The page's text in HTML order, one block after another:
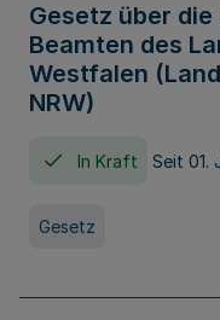
Gesetz über
Beamten des
Westfalen
NRW)
In Kraft Seit 01.
Gesetz